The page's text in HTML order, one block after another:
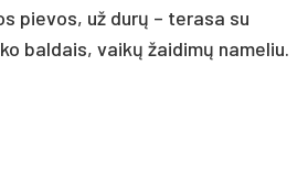
pievos, už durų – terasa su
baldais, vaikų žaidimų nameliu.